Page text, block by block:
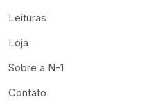
Leituras
Loja
Sobre a N-1
Contato